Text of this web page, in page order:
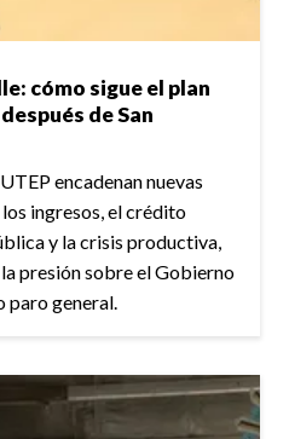
cómo sigue el plan
de San
encadenan nuevas
ingresos, el crédito
y la crisis productiva,
presión sobre el Gobierno
paro general.